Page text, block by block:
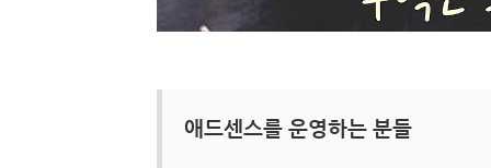
애드센스를 운영하는 분들